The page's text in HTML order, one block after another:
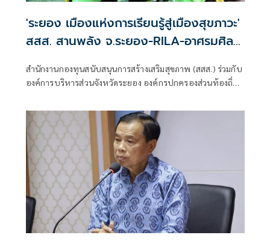
'ระยอง เมืองแห่งการเรียนรู้สู่เมืองสุขภาวะ'
สสส. สานพลัง จ.ระยอง-RILA-อาศรมศิลป์
สุขภาวะ ลดปัจจัยเสี่ยงโรค NCDs
สำนักงานกองทุนสนับสนุนการสร้างเสริมสุขภาพ (สสส.) ร่วมกับ
องค์การบริหารส่วนจังหวัดระยอง องค์กรปกครองส่วนท้องถิ่น
สถาบันอาศรมศิลป์ และภาคีเครือข่าย นำสื่อมวลชนลงพื้นที่
ศึกษาดูงานและแลกเปลี่ยนเรียนรู้ "ต้นแบบการขับเคลื่อน
นโยบายสู่การพัฒนาพื้นที่สุขภาวะและสร้างชีวิตวิถีใหม่ลด
ปัจจัยเสี่ยงโรค NCDs" เพื่อติดตามผลการพัฒนาพื้นที่สุขภาวะ
จ.ระยอง